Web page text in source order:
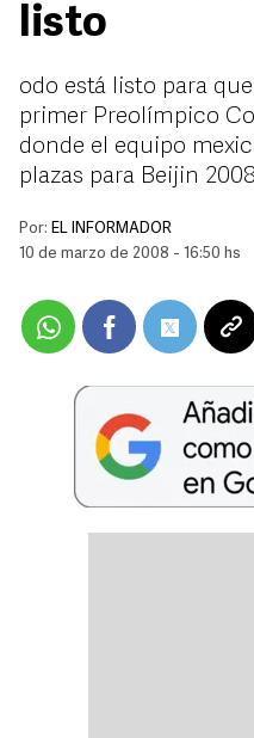
listo
odo está listo para
primer Preolímpico
donde el equipo
plazas para Beijin
Por: EL INFORMADOR
10 de marzo de 2008 - 16:50 hs